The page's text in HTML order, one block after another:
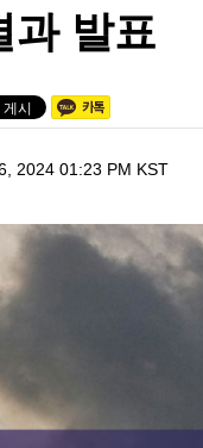
과 발표
2024 01:23 PM KST